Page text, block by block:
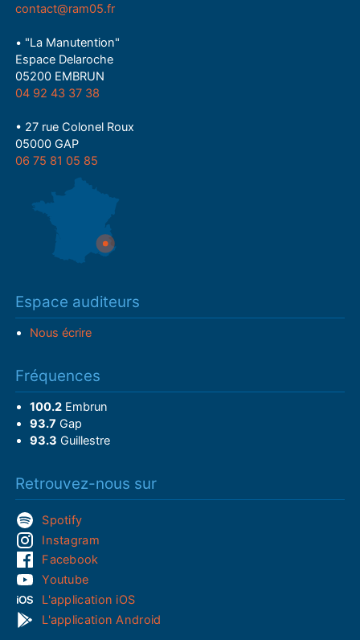
contact@ram05.fr
• "La Manutention"
Espace Delaroche
05200 EMBRUN
04 92 43 37 38
• 27 rue Colonel Roux
05000 GAP
06 75 81 05 85
Espace auditeurs
Nous écrire
Fréquences
100.2Embrun
93.7 Gap
93.3 Guillestre
Retrouvez-nous sur
Spotify
Instagram
Facebook
Youtube
L'application iOS
L'application Android